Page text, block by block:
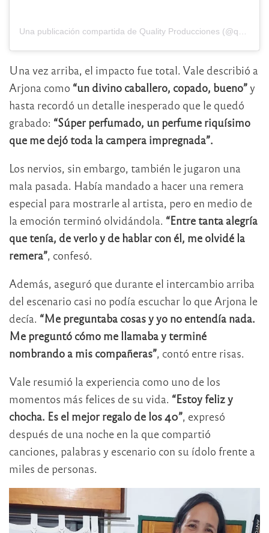
Una vez arriba, el impacto fue total. Vale describió a
Arjona como “un divino caballero, copado, bueno”y
hasta recordó un detalle inesperado que le quedó
grabado: “Súper perfumado, un perfume riquísimo
que me dejó toda la campera impregnada”.
Los nervios, sin embargo, también le jugaron una
mala pasada. Había mandado a hacer una remera
especial para mostrarle al artista, pero en medio de
la emoción terminó olvidándola. “Entre tanta alegría
que tenía, de verlo y de hablar con él, me olvidé la
remera”, confesó.
Además, aseguró que durante el intercambio arriba
del escenario casi no podía escuchar lo que Arjona le
decía. “Me preguntaba cosas y yo no entendía nada.
Me preguntó cómo me llamaba y terminé
nombrando a mis compañeras”, contó entre risas.
Vale resumió la experiencia como uno de los
momentos más felices de su vida. “Estoy feliz y
chocha. Es el mejor regalo de los 40”, expresó
después de una noche en la que compartió
canciones, palabras y escenario con su ídolo frente a
miles de personas.